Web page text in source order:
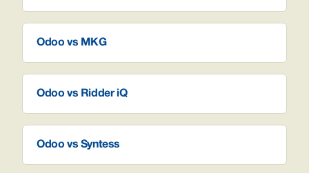
Odoo vs MKG
Odoo vs Ridder iQ
Odoo vs Syntess